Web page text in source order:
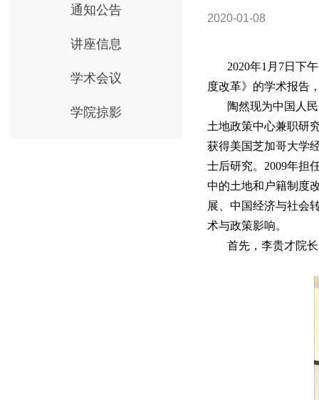
通知公告
讲座信息
学术会议
学院掠影
2020-01-08
2020年1月7日下
度改革》的学术报告
陶然现为中国人
土地政策中心兼职研
获得美国芝加哥大学
士后研究。2009年担
中的土地和户籍制度
展、中国经济与社会
术与政策影响。
首先，李贵才院